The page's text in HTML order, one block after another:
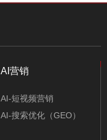
AI营销
AI-短视频营销
AI-搜索优化（GEO）